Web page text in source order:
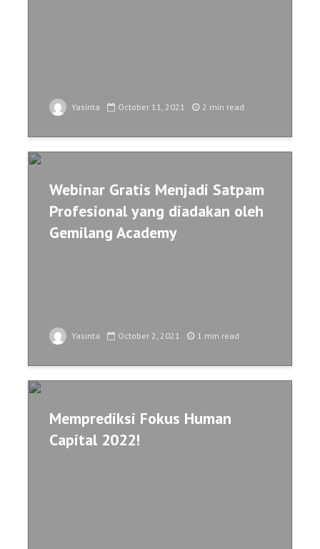
Yasinta October 11, 2021 2 min read
Webinar Gratis Menjadi Satpam
Profesional yang diadakan oleh
Gemilang Academy
Yasinta October 2, 2021 1 min read
Memprediksi Fokus Human
Capital 2022!